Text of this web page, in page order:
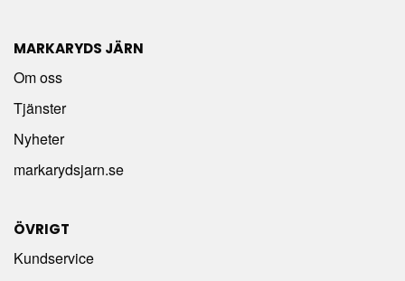
MARKARYDS JÄRN
Om oss
Tjänster
Nyheter
markarydsjarn.se
ÖVRIGT
Kundservice